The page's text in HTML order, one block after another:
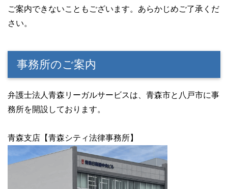
ご案内できないこともございます。あらかじめご了承くだ
さい。
事務所のご案内
弁護士法人青森リーガルサービスは、青森市と八戸市に事
務所を開設しております。
青森支店【青森シティ法律事務所】